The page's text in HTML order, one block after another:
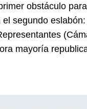
obstáculo
segundo
mayoría